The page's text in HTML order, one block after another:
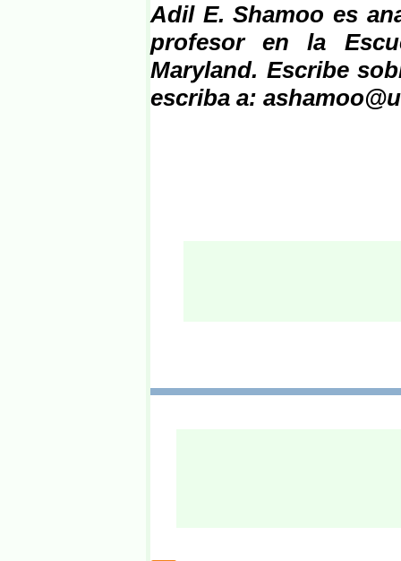
Adil E. Shamoo es
profesor en la
Maryland. Escribe
escriba a: